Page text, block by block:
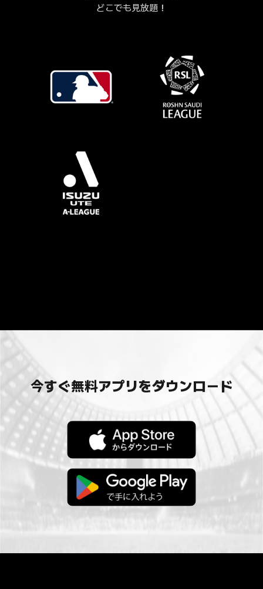
どこでも見放題！
今すぐ無料アプリをダウンロード